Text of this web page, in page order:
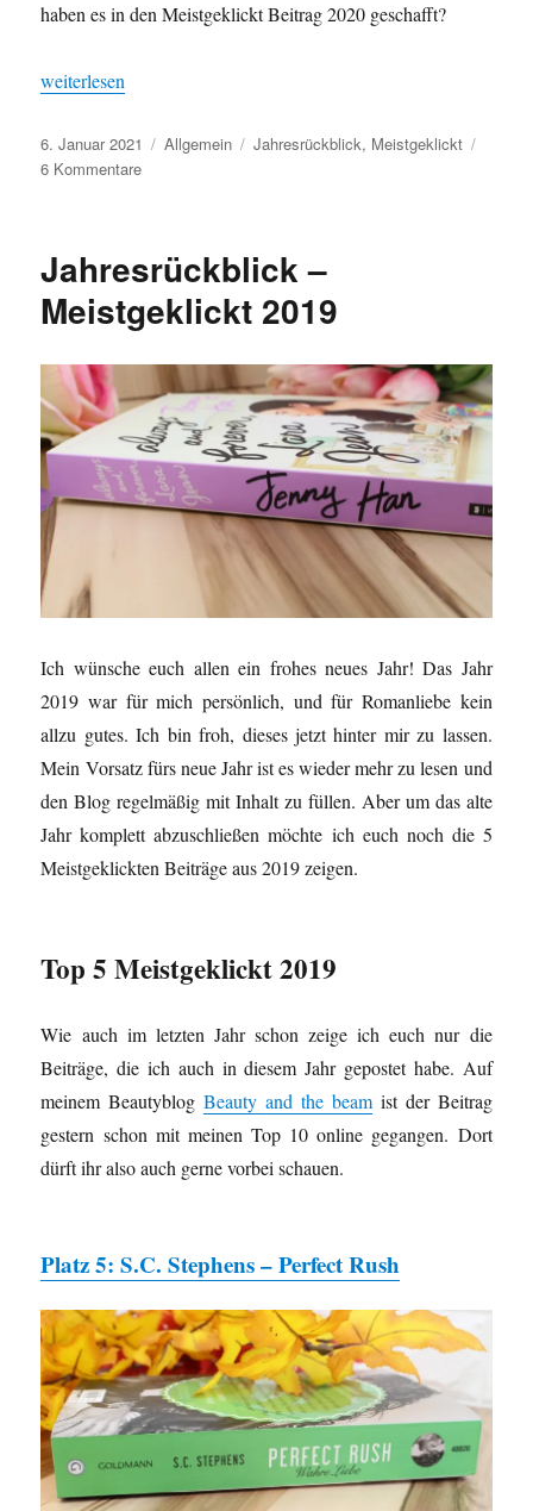
haben es in den Meistgeklickt Beitrag 2020 geschafft?
„Meistgeklickt 2020 [Jahresrückblick]“
weiterlesen
Veröffentlicht
am
6. Januar 2021 Kategorien
Allgemein Schlagwörter
Jahresrückblick, Meistgeklickt
6 Kommentarezu
Jahresrückblick –
Meistgeklickt 2019
Ich wünsche euch allen ein frohes neues Jahr! Das Jahr
2019 war für mich persönlich, und für Romanliebe kein
allzu gutes. Ich bin froh, dieses jetzt hinter mir zu lassen.
Mein Vorsatz fürs neue Jahr ist es wieder mehr zu lesen und
den Blog regelmäßig mit Inhalt zu füllen. Aber um das alte
Jahr komplett abzuschließen möchte ich euch noch die 5
Meistgeklickten Beiträge aus 2019 zeigen.
Top 5 Meistgeklickt 2019
Wie auch im letzten Jahr schon zeige ich euch nur die
Beiträge, die ich auch in diesem Jahr gepostet habe. Auf
meinem BeautyblogBeauty and the beamist der Beitrag
gestern schon mit meinen Top 10 online gegangen. Dort
dürft ihr also auch gerne vorbei schauen.
Platz 5: S.C. Stephens – Perfect Rush